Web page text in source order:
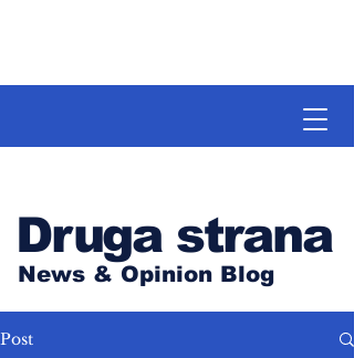
Druga strana
News & Opinion Blog
Post